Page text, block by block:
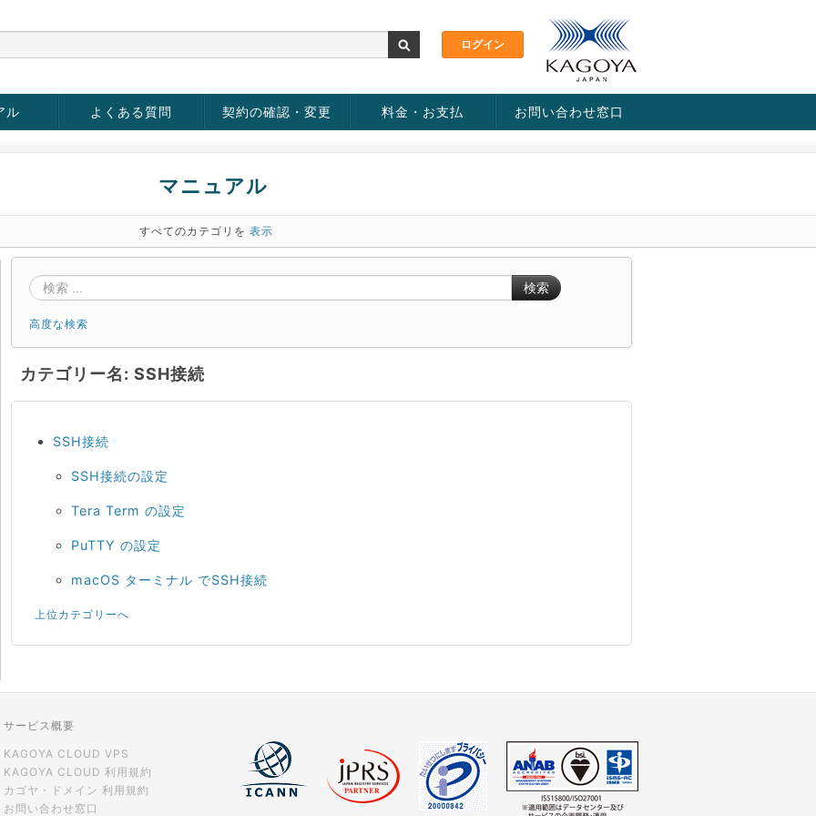
ル よくある質問 契約の確認・変更 料金・お支払 お問い合わせ窓口
マニュアル
すべてのカテゴリを 表示
検索
高度な検索
カテゴリー名: SSH接続
SSH接続
SSH接続の設定
Tera Term の設定
PuTTY の設定
macOS ターミナル でSSH接続
上位カテゴリーへ
サービス概要
KAGOYA CLOUD VPS
KAGOYA CLOUD 利用規約
カゴヤ・ドメイン 利用規約
お問い合わせ窓口